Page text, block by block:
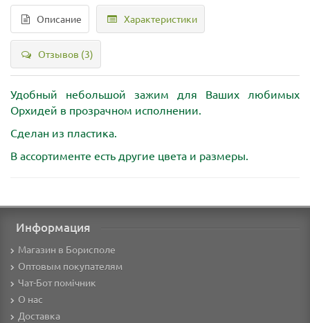
Описание Характеристики
Отзывов (3)
Удобный небольшой зажим для Ваших любимых
Орхидей в прозрачном исполнении.
Сделан из пластика.
В ассортименте есть другие цвета и размеры.
Информация
Магазин в Борисполе
Оптовым покупателям
Чат-Бот помічник
О нас
Доставка